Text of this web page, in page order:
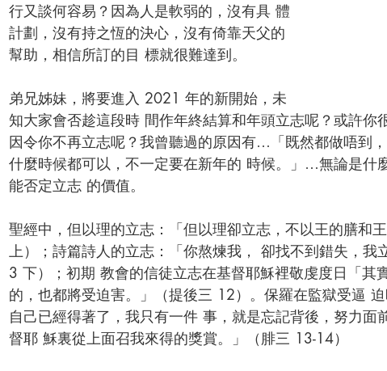
行又談何容易？因為人是軟弱的，沒有具 體
計劃，沒有持之恆的決心，沒有倚靠天父的
幫助，相信所訂的目 標就很難達到。
弟兄姊妹，將要進入 2021 年的新開始，未
知大家會否趁這段時 間作年終結算和年頭立志呢？或許你
因令你不再立志呢？我曾聽過的原因有…「既然都做唔到
什麼時候都可以，不一定要在新年的 時候。」…無論是什
能否定立志 的價值。
聖經中，但以理的立志：「但以理卻立志，不以王的膳和
上）；詩篇詩人的立志：「你熬煉我， 卻找不到錯失，我
3 下）；初期 教會的信徒立志在基督耶穌裡敬虔度日「其
的，也都將受迫害。」（提後三 12）。保羅在監獄受逼
自己已經得著了，我只有一件 事，就是忘記背後，努力面
督耶 穌裏從上面召我來得的獎賞。」（腓三 13-14）